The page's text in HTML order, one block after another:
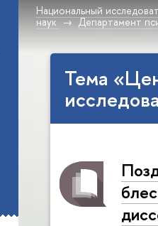
Национальный
наук
Департамент
Тема